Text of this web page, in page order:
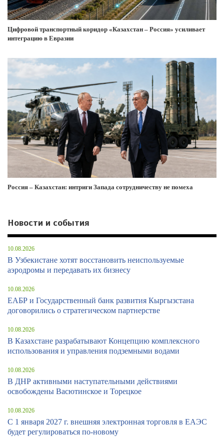
Цифровой транспортный коридор «Казахстан – Россия» усиливает
интеграцию в Евразии
Россия – Казахстан: интриги Запада сотрудничеству не помеха
Новости и события
10.08.2026
В Узбекистане хотят восстановить неиспользуемые
аэродромы и передавать их бизнесу
10.08.2026
ЕАБР и Государственный банк развития Кыргызстана
договорились о стратегическом партнерстве
10.08.2026
В Казахстане разрабатывают Концепцию комплексного
использования и управления подземными водами
10.08.2026
В ДНР активными наступательными действиями
освобождены Васютинское и Торецкое
10.08.2026
С 1 января 2027 г. внешняя электронная торговля в ЕАЭС
будет регулироваться по-новому